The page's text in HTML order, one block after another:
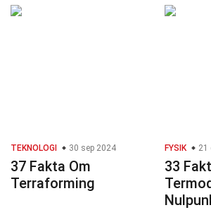
TEKNOLOGI 30 sep 2024
37 Fakta Om
Terraforming
FYSIK 21
33